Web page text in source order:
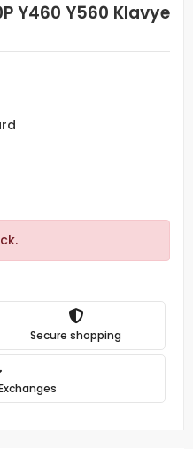
Y460 Y560 Klavye
Secure shopping